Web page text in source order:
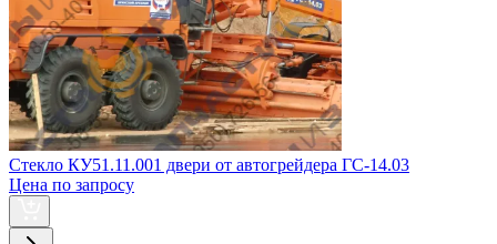
Стекло КУ51.11.001 двери от автогрейдера ГС-14.03
Цена по запросу